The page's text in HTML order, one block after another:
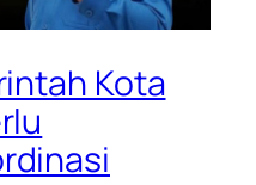
Kota